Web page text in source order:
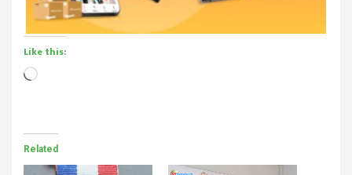
Like this:
Loading…
Related